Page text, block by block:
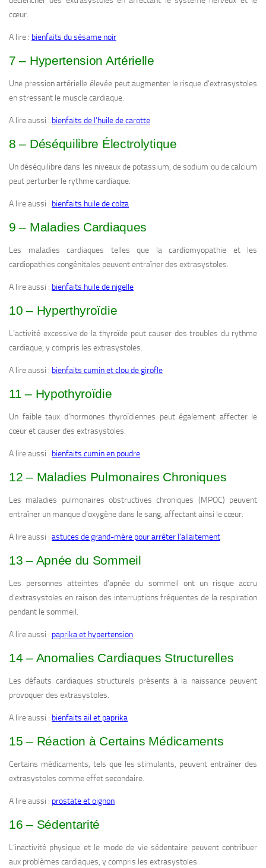
cœur.
A lire : bienfaits du sésame noir
7 – Hypertension Artérielle
Une pression artérielle élevée peut augmenter le risque d’extrasystoles
en stressant le muscle cardiaque.
A lire aussi : bienfaits de l’huile de carotte
8 – Déséquilibre Électrolytique
Un déséquilibre dans les niveaux de potassium, de sodium ou de calcium
peut perturber le rythme cardiaque.
A lire aussi : bienfaits huile de colza
9 – Maladies Cardiaques
Les maladies cardiaques telles que la cardiomyopathie et les
cardiopathies congénitales peuvent entraîner des extrasystoles.
A lire aussi : bienfaits huile de nigelle
10 – Hyperthyroïdie
L’activité excessive de la thyroïde peut causer des troubles du rythme
cardiaque, y compris les extrasystoles.
A lire aussi : bienfaits cumin et clou de girofle
11 – Hypothyroïdie
Un faible taux d’hormones thyroïdiennes peut également affecter le
cœur et causer des extrasystoles.
A lire aussi : bienfaits cumin en poudre
12 – Maladies Pulmonaires Chroniques
Les maladies pulmonaires obstructives chroniques (MPOC) peuvent
entraîner un manque d’oxygène dans le sang, affectant ainsi le cœur.
A lire aussi : astuces de grand-mère pour arrêter l’allaitement
13 – Apnée du Sommeil
Les personnes atteintes d’apnée du sommeil ont un risque accru
d’extrasystoles en raison des interruptions fréquentes de la respiration
pendant le sommeil.
A lire aussi : paprika et hypertension
14 – Anomalies Cardiaques Structurelles
Les défauts cardiaques structurels présents à la naissance peuvent
provoquer des extrasystoles.
A lire aussi : bienfaits ail et paprika
15 – Réaction à Certains Médicaments
Certains médicaments, tels que les stimulants, peuvent entraîner des
extrasystoles comme effet secondaire.
A lire aussi : prostate et oignon
16 – Sédentarité
L’inactivité physique et le mode de vie sédentaire peuvent contribuer
aux problèmes cardiaques, y compris les extrasystoles.